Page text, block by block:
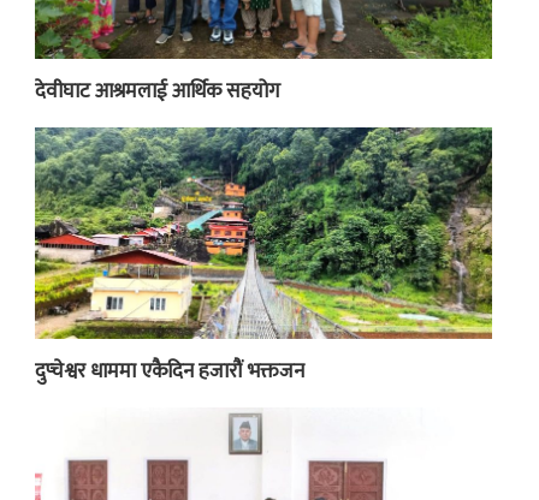
देवीघाट आश्रमलाई आर्थिक सहयोग
दुप्चेश्वर धाममा एकैदिन हजारौं भक्तजन